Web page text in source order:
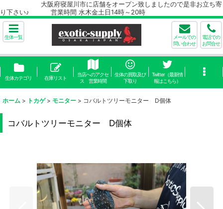
大阪府寝屋川市に店舗をオープン致しましたので是非お立ち寄
り下さい♪ 営業時間 水木金土日14時～20時
生体一覧
メールでの
問い合わせ
電話での
お問合せ
生体カテゴリ 在庫リスト
当店へのアクセ
ス 営業時間
生体の買取及び
下取り
Twitter（最新情
報はこちら）
ホーム > トカゲ > モニター > コバルトツリーモニター D個体
コバルトツリーモニター D個体